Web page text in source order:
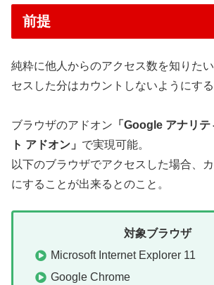
前提
純粋に他人からのアクセス数を知りた
セスした分はカウントしないようにする
ブラウザのアドオン 「Google アナリ
ト アドオン」 で実現可能。
以下のブラウザでアクセスした場合、
にすることが出来るとのこと。
対象ブラウザ
Microsoft Internet Explorer 11
Google Chrome